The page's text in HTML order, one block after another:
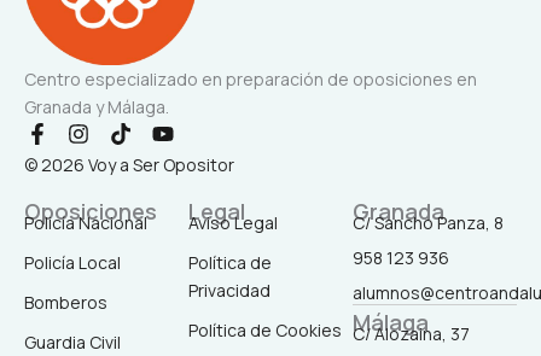
Centro especializado en preparación de oposiciones en
Granada y Málaga.
F
a
c
b
o
o
-
I
n
s
a
g
r
m
T
i
k
o
k
Y
o
u
© 2026 Voy a Ser Opositor
Oposiciones
Policía Nacional
Policía Local
Bomberos
Guardia Civil
Legal
Aviso Legal
Política de
Privacidad
Política de Cookies
Granada
C/ Sancho Panza, 8
958 123 936
Málaga
C/ Alozaina, 37